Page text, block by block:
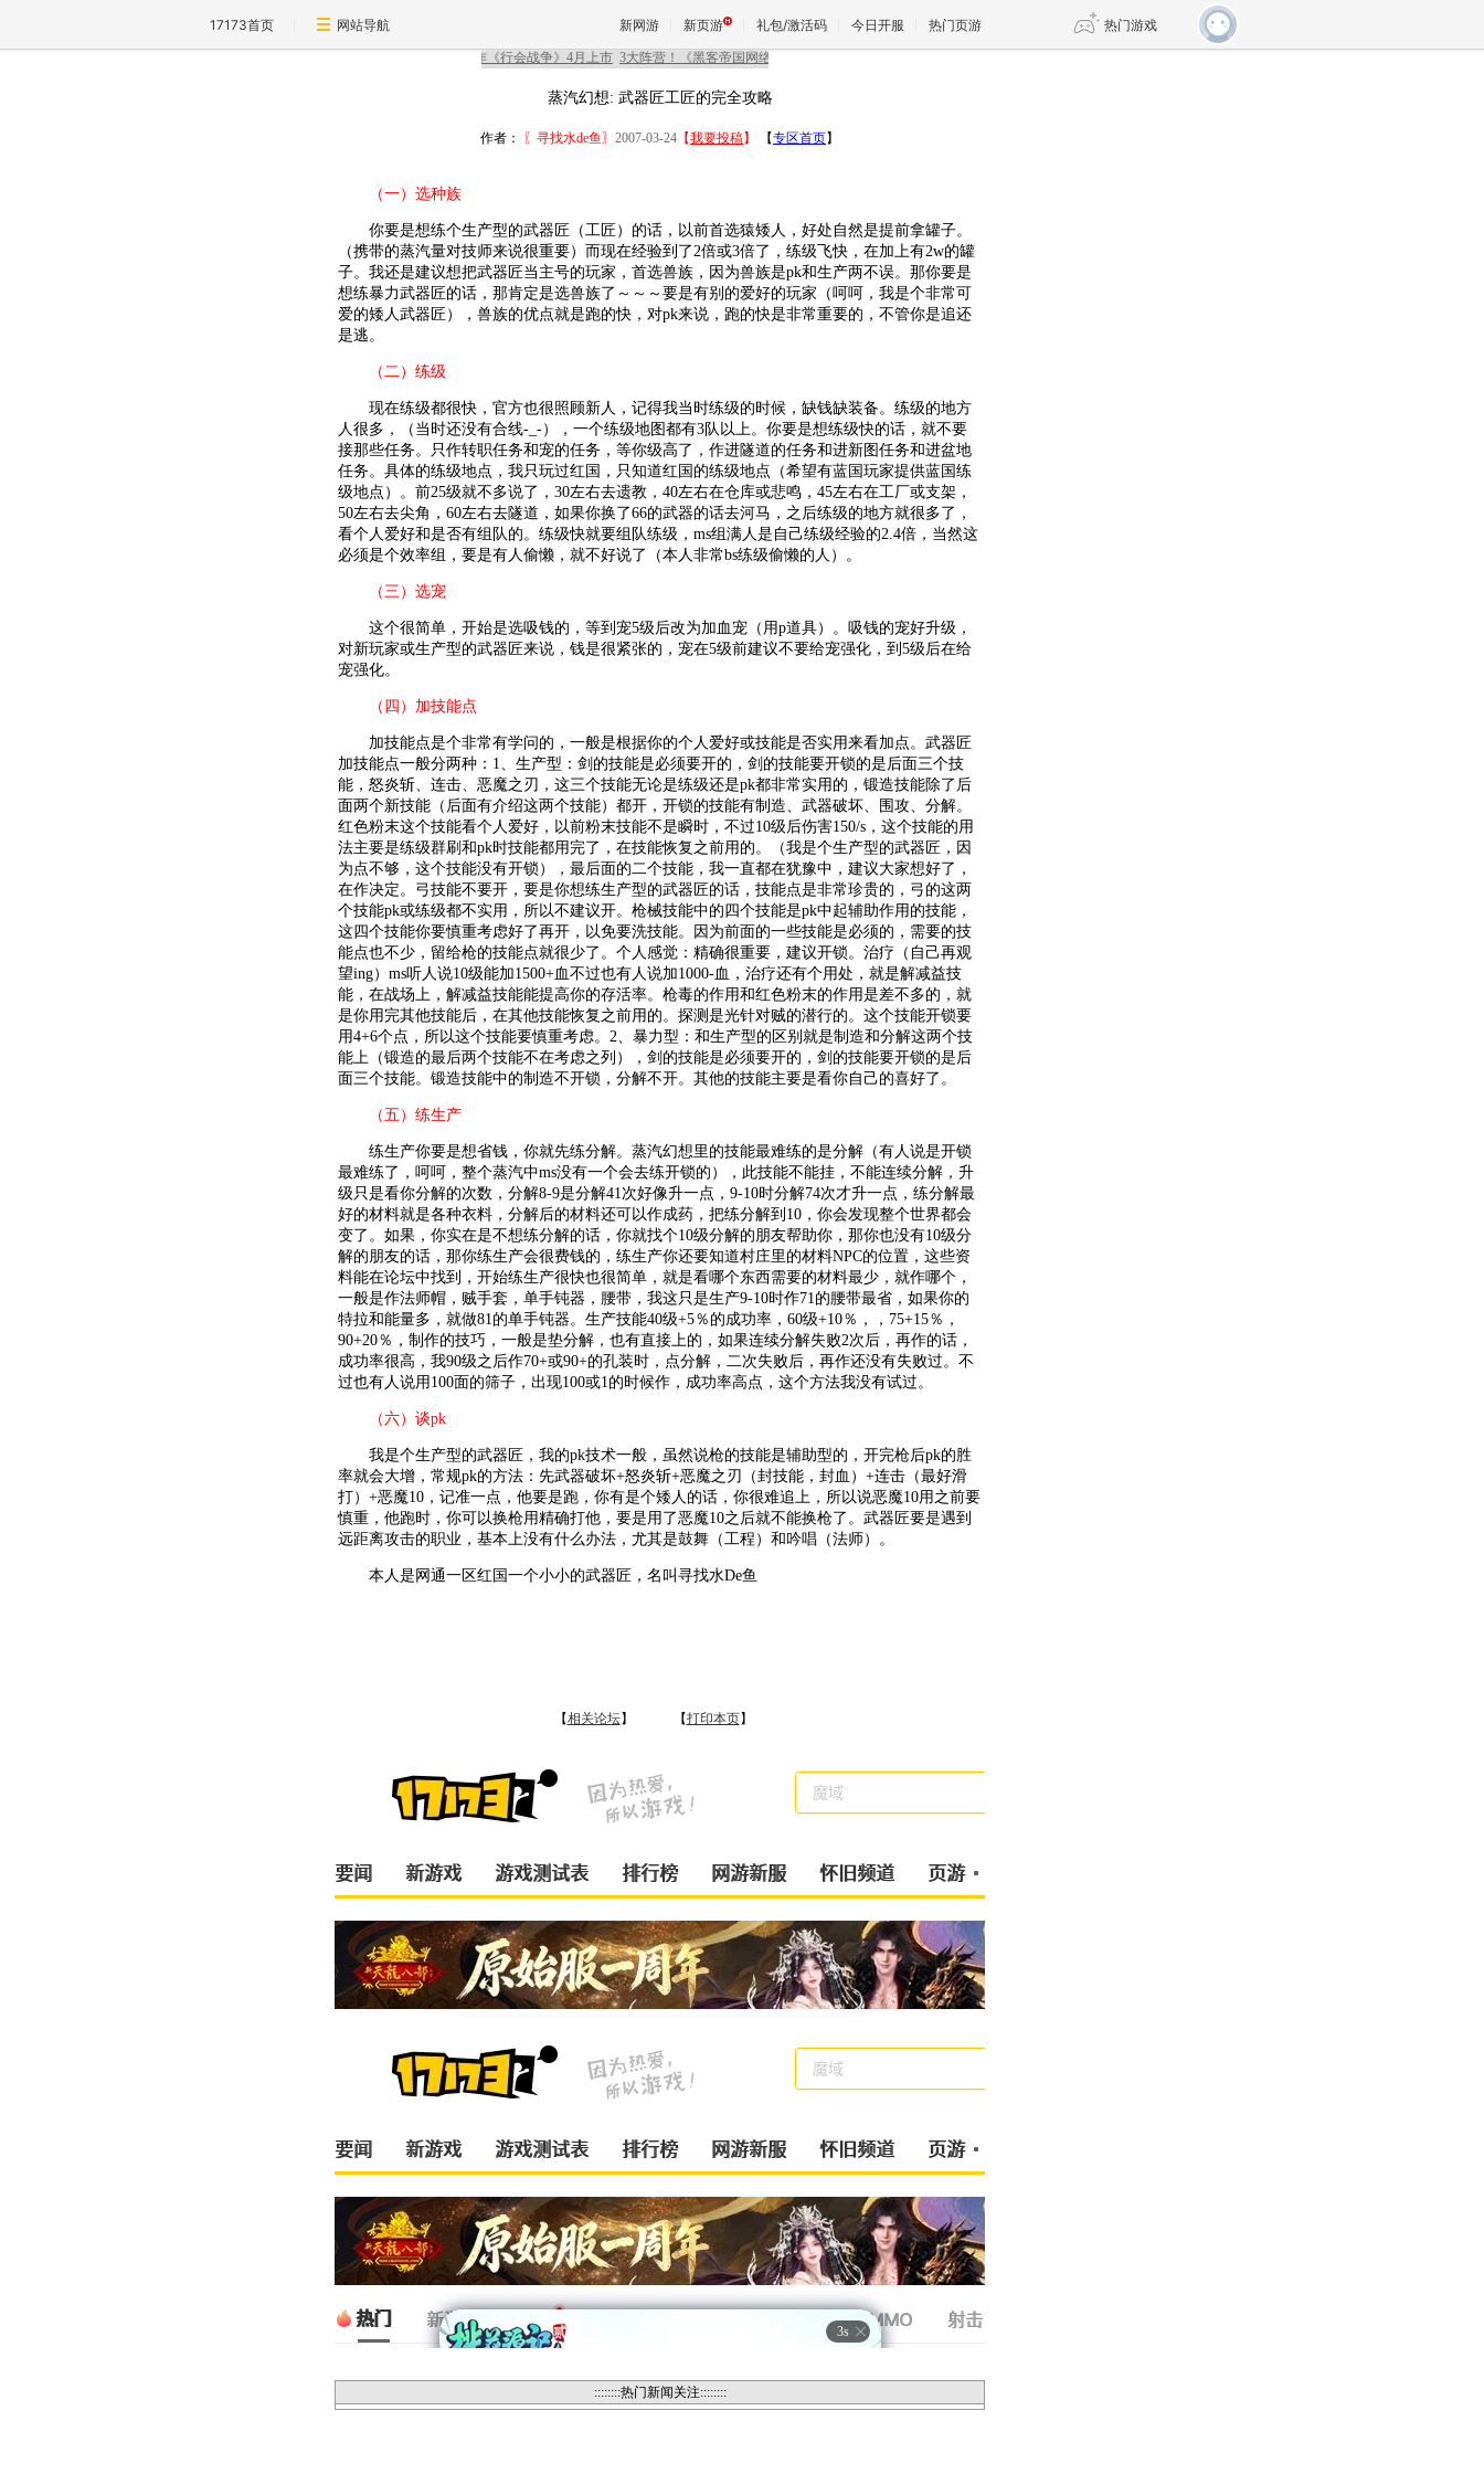
17173首页 网站导航 新网游 新页游 礼包/激活码 今日开服 热门页游 热门游戏
王权与自由
蒸汽幻想: 武器匠工匠的完全攻略
作者： 〖寻找水de鱼〗 2007-03-24 【我要投稿】 【专区首页】
（一）选种族
你要是想练个生产型的武器匠（工匠）的话，以前首选猿矮人，好处自然是提前拿罐子。
（携带的蒸汽量对技师来说很重要）而现在经验到了2倍或3倍了，练级飞快，在加上有2w的罐
子。我还是建议想把武器匠当主号的玩家，首选兽族，因为兽族是pk和生产两不误。那你要是
想练暴力武器匠的话，那肯定是选兽族了～～～要是有别的爱好的玩家（呵呵，我是个非常可
爱的矮人武器匠），兽族的优点就是跑的快，对pk来说，跑的快是非常重要的，不管你是追还
是逃。
（二）练级
现在练级都很快，官方也很照顾新人，记得我当时练级的时候，缺钱缺装备。练级的地方
人很多，（当时还没有合线-_-），一个练级地图都有3队以上。你要是想练级快的话，就不要
接那些任务。只作转职任务和宠的任务，等你级高了，作进隧道的任务和进新图任务和进盆地
任务。具体的练级地点，我只玩过红国，只知道红国的练级地点（希望有蓝国玩家提供蓝国练
级地点）。前25级就不多说了，30左右去遗教，40左右在仓库或悲鸣，45左右在工厂或支架，
50左右去尖角，60左右去隧道，如果你换了66的武器的话去河马，之后练级的地方就很多了，
看个人爱好和是否有组队的。练级快就要组队练级，ms组满人是自己练级经验的2.4倍，当然这
必须是个效率组，要是有人偷懒，就不好说了（本人非常bs练级偷懒的人）。
（三）选宠
这个很简单，开始是选吸钱的，等到宠5级后改为加血宠（用p道具）。吸钱的宠好升级，
对新玩家或生产型的武器匠来说，钱是很紧张的，宠在5级前建议不要给宠强化，到5级后在给
宠强化。
（四）加技能点
加技能点是个非常有学问的，一般是根据你的个人爱好或技能是否实用来看加点。武器匠
加技能点一般分两种：1、生产型：剑的技能是必须要开的，剑的技能要开锁的是后面三个技
能，怒炎斩、连击、恶魔之刃，这三个技能无论是练级还是pk都非常实用的，锻造技能除了后
面两个新技能（后面有介绍这两个技能）都开，开锁的技能有制造、武器破坏、围攻、分解。
红色粉末这个技能看个人爱好，以前粉末技能不是瞬时，不过10级后伤害150/s，这个技能的用
法主要是练级群刷和pk时技能都用完了，在技能恢复之前用的。（我是个生产型的武器匠，因
为点不够，这个技能没有开锁），最后面的二个技能，我一直都在犹豫中，建议大家想好了，
在作决定。弓技能不要开，要是你想练生产型的武器匠的话，技能点是非常珍贵的，弓的这两
个技能pk或练级都不实用，所以不建议开。枪械技能中的四个技能是pk中起辅助作用的技能，
这四个技能你要慎重考虑好了再开，以免要洗技能。因为前面的一些技能是必须的，需要的技
能点也不少，留给枪的技能点就很少了。个人感觉：精确很重要，建议开锁。治疗（自己再观
望ing）ms听人说10级能加1500+血不过也有人说加1000-血，治疗还有个用处，就是解减益技
能，在战场上，解减益技能能提高你的存活率。枪毒的作用和红色粉末的作用是差不多的，就
是你用完其他技能后，在其他技能恢复之前用的。探测是光针对贼的潜行的。这个技能开锁要
用4+6个点，所以这个技能要慎重考虑。2、暴力型：和生产型的区别就是制造和分解这两个技
能上（锻造的最后两个技能不在考虑之列），剑的技能是必须要开的，剑的技能要开锁的是后
面三个技能。锻造技能中的制造不开锁，分解不开。其他的技能主要是看你自己的喜好了。
（五）练生产
练生产你要是想省钱，你就先练分解。蒸汽幻想里的技能最难练的是分解（有人说是开锁
最难练了，呵呵，整个蒸汽中ms没有一个会去练开锁的），此技能不能挂，不能连续分解，升
级只是看你分解的次数，分解8-9是分解41次好像升一点，9-10时分解74次才升一点，练分解最
好的材料就是各种衣料，分解后的材料还可以作成药，把练分解到10，你会发现整个世界都会
变了。如果，你实在是不想练分解的话，你就找个10级分解的朋友帮助你，那你也没有10级分
解的朋友的话，那你练生产会很费钱的，练生产你还要知道村庄里的材料NPC的位置，这些资
料能在论坛中找到，开始练生产很快也很简单，就是看哪个东西需要的材料最少，就作哪个，
一般是作法师帽，贼手套，单手钝器，腰带，我这只是生产9-10时作71的腰带最省，如果你的
特拉和能量多，就做81的单手钝器。生产技能40级+5％的成功率，60级+10％，，75+15％，
90+20％，制作的技巧，一般是垫分解，也有直接上的，如果连续分解失败2次后，再作的话，
成功率很高，我90级之后作70+或90+的孔装时，点分解，二次失败后，再作还没有失败过。不
过也有人说用100面的筛子，出现100或1的时候作，成功率高点，这个方法我没有试过。
（六）谈pk
我是个生产型的武器匠，我的pk技术一般，虽然说枪的技能是辅助型的，开完枪后pk的胜
率就会大增，常规pk的方法：先武器破坏+怒炎斩+恶魔之刃（封技能，封血）+连击（最好滑
打）+恶魔10，记准一点，他要是跑，你有是个矮人的话，你很难追上，所以说恶魔10用之前要
慎重，他跑时，你可以换枪用精确打他，要是用了恶魔10之后就不能换枪了。武器匠要是遇到
远距离攻击的职业，基本上没有什么办法，尤其是鼓舞（工程）和吟唱（法师）。
本人是网通一区红国一个小小的武器匠，名叫寻找水De鱼
【相关论坛】 【打印本页】
::::::::热门新闻关注::::::::